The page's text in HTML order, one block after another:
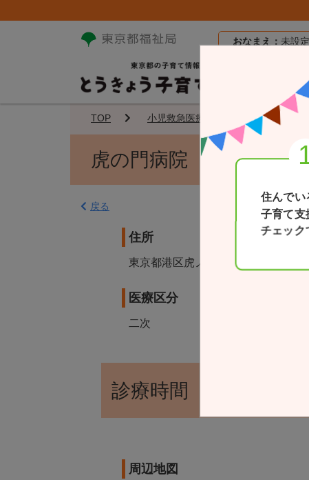
おなまえ： 未設定
TOP 小児救急医療機関 虎の門病院
虎の門病院
戻る
住所
東京都港区虎ノ門2-2-2
医療区分
二次
診療時間
周辺地図
住んでい
子育て支
チェック